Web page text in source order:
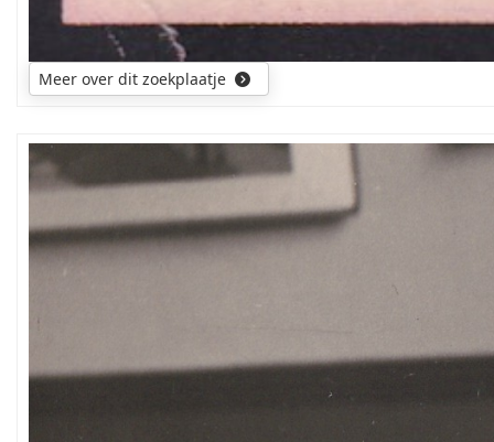
Meer over dit zoekplaatje
Wie
iets
over
(Canada?)